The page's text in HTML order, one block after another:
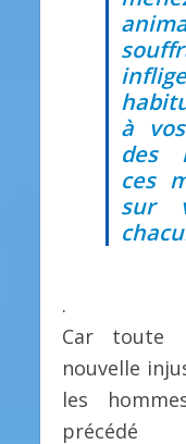
à
des
ces
sur
.
Car toute
nouvelle
les
précédé